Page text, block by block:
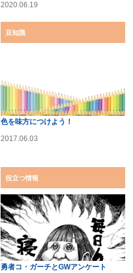
2020.06.19
豆知識
色を味方につけよう！
2017.06.03
役立つ情報
勇者コ・ガーチとGWアンケート